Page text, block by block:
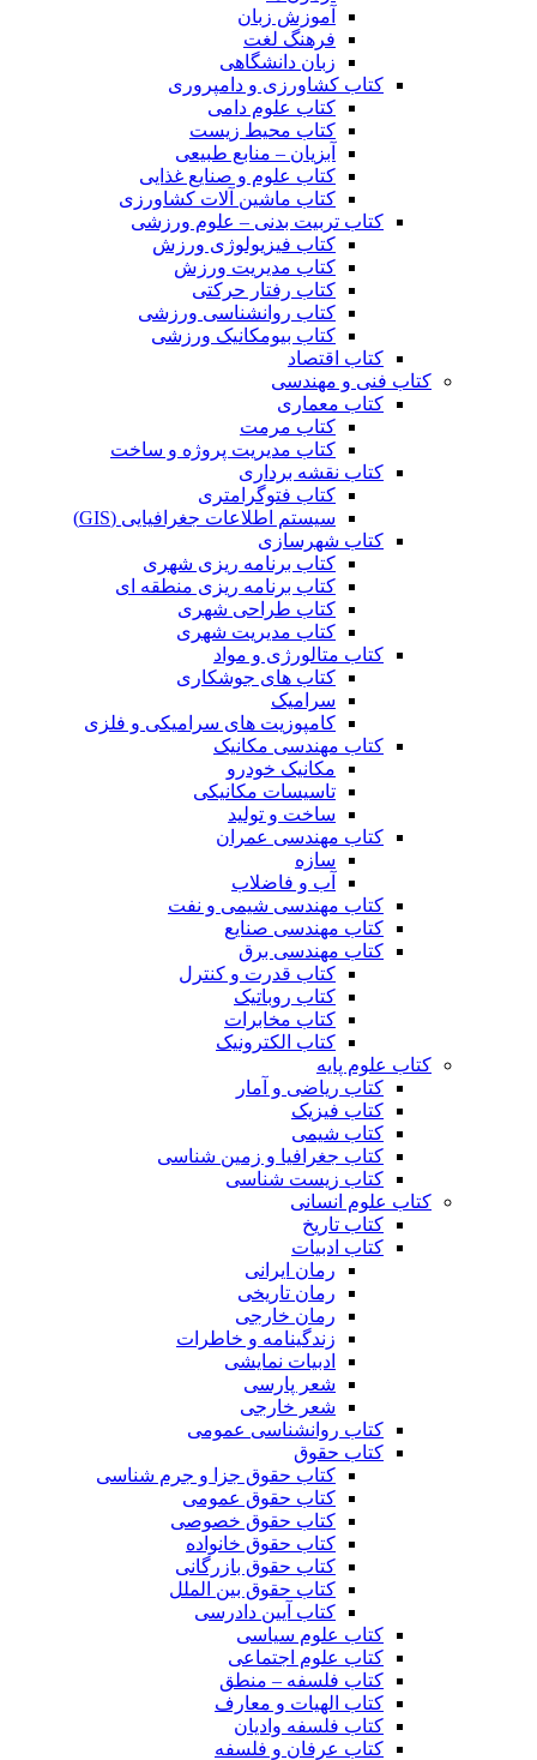
آموزش زبان
فرهنگ لغت
زبان دانشگاهی
کتاب کشاورزی و دامپروری
کتاب علوم دامی
کتاب محیط زیست
آبزیان – منابع طبیعی
کتاب علوم و صنایع غذایی
کتاب ماشین آلات کشاورزی
کتاب تربیت بدنی – علوم ورزشی
کتاب فیزیولوژی ورزش
کتاب مدیریت ورزش
کتاب رفتار حرکتی
کتاب روانشناسی ورزشی
کتاب بیومکانیک ورزشی
کتاب اقتصاد
کتاب فنی و مهندسی
کتاب معماری
کتاب مرمت
کتاب مدیریت پروژه و ساخت
کتاب نقشه برداری
کتاب فتوگرامتری
سیستم اطلاعات جغرافیایی (GIS)
کتاب شهرسازی
کتاب برنامه ریزی شهری
کتاب برنامه ریزی منطقه ای
کتاب طراحی شهری
کتاب مدیریت شهری
کتاب متالورژی و مواد
کتاب های جوشکاری
سرامیک
کامپوزیت های سرامیکی و فلزی
کتاب مهندسی مکانیک
مکانیک خودرو
تاسیسات مکانیکی
ساخت و تولید
کتاب مهندسی عمران
سازه
آب و فاضلاب
کتاب مهندسی شیمی و نفت
کتاب مهندسی صنایع
کتاب مهندسی برق
کتاب قدرت و کنترل
کتاب روباتیک
کتاب مخابرات
کتاب الکترونیک
کتاب علوم پایه
کتاب ریاضی و آمار
کتاب فیزیک
کتاب شیمی
کتاب جغرافیا و زمین شناسی
کتاب زیست شناسی
کتاب علوم انسانی
کتاب تاریخ
کتاب ادبیات
رمان ایرانی
رمان تاریخی
رمان خارجی
زندگینامه و خاطرات
ادبیات نمایشی
شعر پارسی
شعر خارجی
کتاب روانشناسی عمومی
کتاب حقوق
کتاب حقوق جزا و جرم شناسی
کتاب حقوق عمومی
کتاب حقوق خصوصی
کتاب حقوق خانواده
کتاب حقوق بازرگانی
کتاب حقوق بین الملل
کتاب آیین دادرسی
کتاب علوم سیاسی
کتاب علوم اجتماعی
کتاب فلسفه – منطق
کتاب الهیات و معارف
کتاب فلسفه وادیان
کتاب عرفان و فلسفه